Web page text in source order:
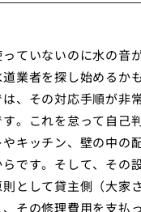
ていないのに水の
業者を探し始めるか
、その対応手順が
。これを怠って自
キッチン、壁の中の
です。そして、その
として貸主側（大
その修理費用を支払